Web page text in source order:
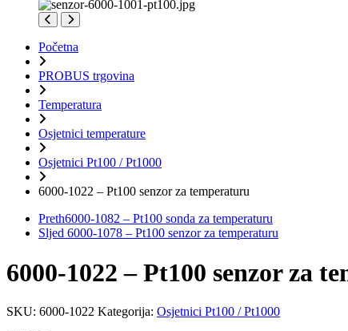
Početna
PROBUS trgovina
Temperatura
Osjetnici temperature
Osjetnici Pt100 / Pt1000
6000-1022 – Pt100 senzor za temperaturu
Preth6000-1082 – Pt100 sonda za temperaturu
Sljed 6000-1078 – Pt100 senzor za temperaturu
6000-1022 – Pt100 senzor za
SKU: 6000-1022 Kategorija: Osjetnici Pt100 / Pt1000